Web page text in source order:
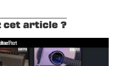
cet article ?